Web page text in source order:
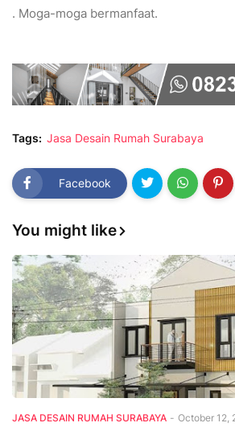
. Moga-moga bermanfaat.
Tags: Jasa Desain Rumah Surabaya
Facebook
You might like
JASA DESAIN RUMAH SURABAYA - October 12,